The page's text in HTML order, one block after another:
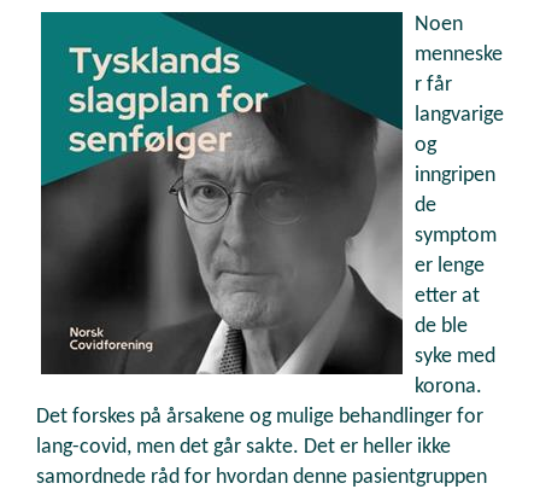
Noen
menneske
r får
langvarige
og
inngripen
de
symptom
er lenge
etter at
de ble
syke med
korona.
Det forskes på årsakene og mulige behandlinger for
lang-covid, men det går sakte. Det er heller ikke
samordnede råd for hvordan denne pasientgruppen